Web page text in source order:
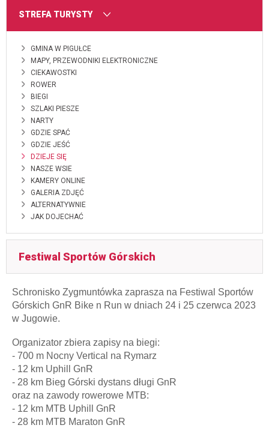
MENU
STREFA TURYSTY
GMINA W PIGUŁCE
MAPY, PRZEWODNIKI ELEKTRONICZNE
CIEKAWOSTKI
ROWER
BIEGI
SZLAKI PIESZE
NARTY
GDZIE SPAĆ
GDZIE JEŚĆ
DZIEJE SIĘ
NASZE WSIE
KAMERY ONLINE
GALERIA ZDJĘĆ
ALTERNATYWNIE
JAK DOJECHAĆ
Festiwal Sportów Górskich
Schronisko Zygmuntówka zaprasza na Festiwal Sportów
Górskich GnR Bike n Run w dniach 24 i 25 czerwca 2023
w Jugowie.
Organizator zbiera zapisy na biegi:
- 700 m Nocny Vertical na Rymarz
- 12 km Uphill GnR
- 28 km Bieg Górski dystans długi GnR
oraz na zawody rowerowe MTB:
- 12 km MTB Uphill GnR
- 28 km MTB Maraton GnR